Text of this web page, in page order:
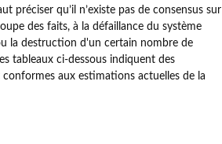
préciser qu’il n’existe pas de consensus sur
des faits, à la défaillance du système
la destruction d'un certain nombre de
tableaux ci-dessous indiquent des
aux estimations actuelles de la